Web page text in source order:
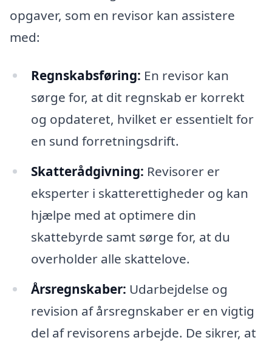
opgaver, som en revisor kan assistere
med:
Regnskabsføring: En revisor kan
sørge for, at dit regnskab er korrekt
og opdateret, hvilket er essentielt for
en sund forretningsdrift.
Skatterådgivning: Revisorer er
eksperter i skatterettigheder og kan
hjælpe med at optimere din
skattebyrde samt sørge for, at du
overholder alle skattelove.
Årsregnskaber: Udarbejdelse og
revision af årsregnskaber er en vigtig
del af revisorens arbejde. De sikrer, at